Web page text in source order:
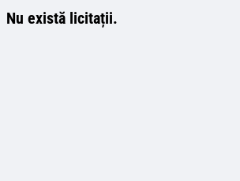
Nu există licitații.